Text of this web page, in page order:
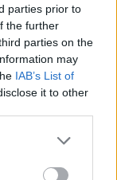
parties prior to
the further
parties on the
may
IAB’s List of
it to other
more Google
may click to
να έχεις
άλλων
δεν
αφορά